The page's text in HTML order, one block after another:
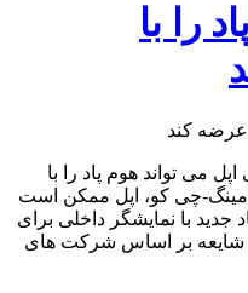
را با
می تواند هوم پاد را با
مینگ-چی کو، اپل ممکن است
با نمایشگر داخلی برای
این شایعه بر اساس شرکت های